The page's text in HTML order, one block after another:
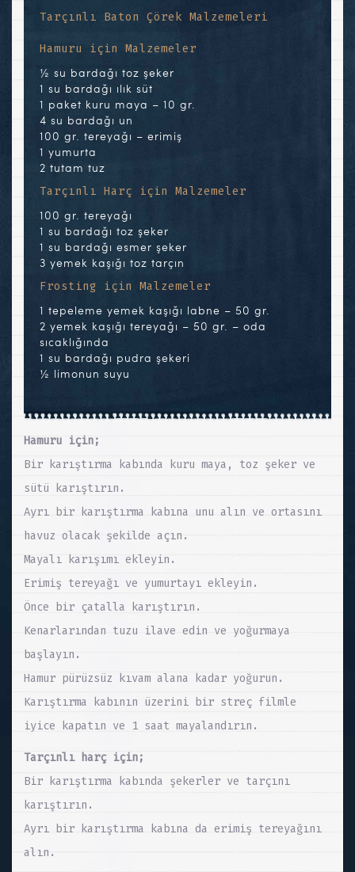
Tarçınlı Baton Çörek Malzemeleri
Hamuru için Malzemeler
½ su bardağı toz şeker
1 su bardağı ılık süt
1 paket kuru maya – 10 gr.
4 su bardağı un
100 gr. tereyağı – erimiş
1 yumurta
2 tutam tuz
Tarçınlı Harç için Malzemeler
100 gr. tereyağı
1 su bardağı toz şeker
1 su bardağı esmer şeker
3 yemek kaşığı toz tarçın
Frosting için Malzemeler
1 tepeleme yemek kaşığı labne – 50 gr.
2 yemek kaşığı tereyağı – 50 gr. – oda
sıcaklığında
1 su bardağı pudra şekeri
½ limonun suyu
Hamuru için;
Bir karıştırma kabında kuru maya, toz şeker ve
sütü karıştırın.
Ayrı bir karıştırma kabına unu alın ve ortasını
havuz olacak şekilde açın.
Mayalı karışımı ekleyin.
Erimiş tereyağı ve yumurtayı ekleyin.
Önce bir çatalla karıştırın.
Kenarlarından tuzu ilave edin ve yoğurmaya
başlayın.
Hamur pürüzsüz kıvam alana kadar yoğurun.
Karıştırma kabının üzerini bir streç filmle
iyice kapatın ve 1 saat mayalandırın.
Tarçınlı harç için;
Bir karıştırma kabında şekerler ve tarçını
karıştırın.
Ayrı bir karıştırma kabına da erimiş tereyağını
alın.